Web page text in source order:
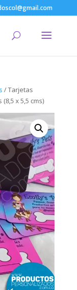
/ Tarjetas
x 5,5 cms)